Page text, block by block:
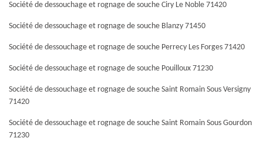
Société de dessouchage et rognage de souche Ciry Le Noble 71420
Société de dessouchage et rognage de souche Blanzy 71450
Société de dessouchage et rognage de souche Perrecy Les Forges 71420
Société de dessouchage et rognage de souche Pouilloux 71230
Société de dessouchage et rognage de souche Saint Romain Sous Versigny
71420
Société de dessouchage et rognage de souche Saint Romain Sous Gourdon
71230